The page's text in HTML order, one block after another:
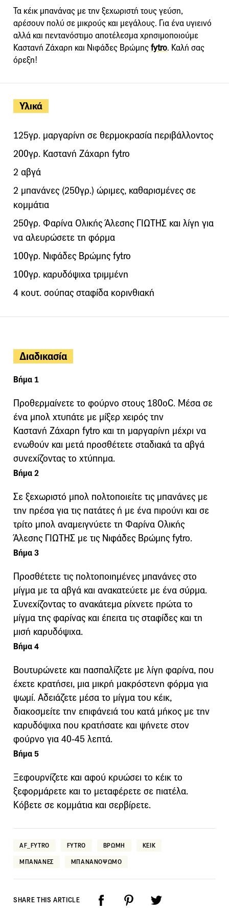
Υλικά
125γρ. μαργαρίνη σε θερμοκρασία περιβάλλοντος
200γρ. Καστανή Ζάχαρη fytro
2 αβγά
2 μπανάνες (250γρ.) ώριμες, καθαρισμένες σε
κομμάτια
250γρ. Φαρίνα Ολικής Άλεσης ΓΙΩΤΗΣ και λίγη για
να αλευρώσετε τη φόρμα
100γρ. Νιφάδες Βρώμης fytro
100γρ. καρυδόψιχα τριμμένη
4 κουτ. σούπας σταφίδα κορινθιακή
Τα κέικ μπανάνας με την ξεχωριστή τους γεύση,
αρέσουν πολύ σε μικρούς και μεγάλους. Για ένα υγιεινό
αλλά και πεντανόστιμο αποτέλεσμα χρησιμοποιούμε
Καστανή Ζάχαρη και Νιφάδες Βρώμηςfytro. Καλή σας
όρεξη!
Διαδικασία
Βήμα 1
Προθερμαίνετε το φούρνο στους 180οC. Μέσα σε
ένα μπολ χτυπάτε με μίξερ χειρός την
Καστανή Ζάχαρη fytro και τη μαργαρίνη μέχρι να
ενωθούν και μετά προσθέτετε σταδιακά τα αβγά
συνεχίζοντας το χτύπημα.
Βήμα 2
Σε ξεχωριστό μπολ πολτοποιείτε τις μπανάνες με
την πρέσα για τις πατάτες ή με ένα πιρούνι και σε
τρίτο μπολ αναμειγνύετε τη Φαρίνα Ολικής
Άλεσης ΓΙΩΤΗΣ με τις Νιφάδες Βρώμης fytro.
Βήμα 3
Προσθέτετε τις πολτοποιημένες μπανάνες στο
μίγμα με τα αβγά και ανακατεύετε με ένα σύρμα.
Συνεχίζοντας το ανακάτεμα ρίχνετε πρώτα το
μίγμα της φαρίνας και έπειτα τις σταφίδες και τη
μισή καρυδόψιχα.
Βήμα 4
Βουτυρώνετε και πασπαλίζετε με λίγη φαρίνα, που
έχετε κρατήσει, μια μικρή μακρόστενη φόρμα για
ψωμί. Αδειάζετε μέσα το μίγμα του κέικ,
διακοσμείτε την επιφάνειά του κατά μήκος με την
καρυδόψιχα που κρατήσατε και ψήνετε στον
φούρνο για 40-45 λεπτά.
Βήμα 5
Ξεφουρνίζετε και αφού κρυώσει το κέικ το
ξεφορμάρετε και το μεταφέρετε σε πιατέλα.
Κόβετε σε κομμάτια και σερβίρετε.
AF_FYTRO FYTRO ΒΡΩΜΗ ΚΕΙΚ
ΜΠΑΝΑΝΕΣ ΜΠΑΝΑΝΟΨΩΜΟ
SHARE THIS ARTICLE